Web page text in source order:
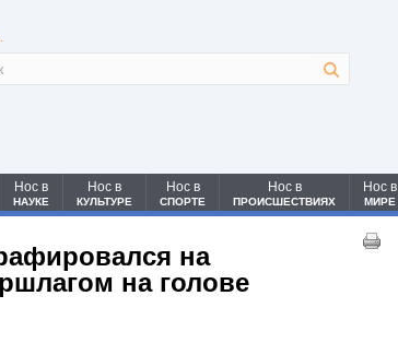
Нос в
НАУКЕ
Нос в
КУЛЬТУРЕ
Нос в
СПОРТЕ
Нос в
ПРОИСШЕСТВИЯХ
Нос в
МИРЕ
на
на голове